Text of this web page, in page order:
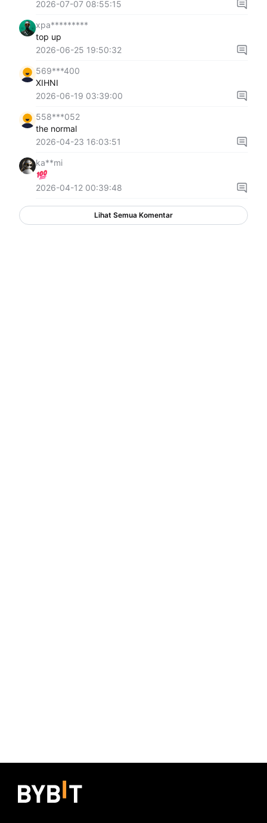
2026-07-07 08:55:15
xpa*********
top up
2026-06-25 19:50:32
569***400
XIHNI
2026-06-19 03:39:00
558***052
the normal
2026-04-23 16:03:51
ka**mi
2026-04-12 00:39:48
Lihat Semua Komentar